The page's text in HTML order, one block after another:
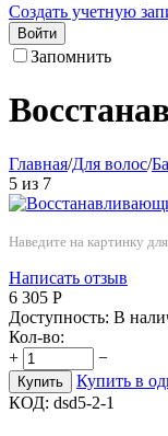
Создать учетную
Войти
Запомнить
Главная/Для волос/
5 из 7
Наведите на картинку
Написать отзыв
6 305 Р
Доступность: В
Кол-во:
+
−
Купить
Купить в
КОД: dsd5-2-1